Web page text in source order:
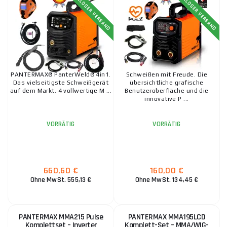
VORRÄTIG
beim Lieferanten
IN DEN WARENKORB
€
PANTERMAX MMA195LCD Inverter MMA/TIG
Schweißer Kukla Kabel 1.5m Pinsel
VORRÄTIG ks IN DEN WARENKORB 93,50 €
PANTERMAX PanterWeld®4v1 200 MULTI-FUNKTION
MIG/TIG/MMA/PLASMA Inverter-Schweissgerät
PANTERMAX® PanterWeld® 4in1.
Das vielseitigste Schweißgerät
auf dem Markt. 4 vollwertige M ...
VORRÄTIG
660,60 €
Ohne MwSt. 555,13 €
Schweißen mit Freude. Die
übersichtliche grafische
Benutzeroberfläche und die
innovative P ...
VORRÄTIG
160,00 €
Ohne MwSt. 134,45 €
PANTERMAX MMA215 Pulse PANTERMAX MMA195LCD